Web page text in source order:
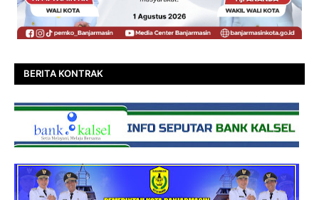
BERITA KONTRAK